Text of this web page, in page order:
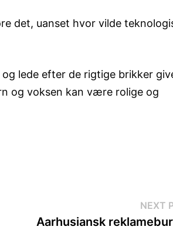
det, uanset hvor vilde
lede efter de rigtige brikker
og voksen kan være rolige og
NEXT
Aarhusiansk